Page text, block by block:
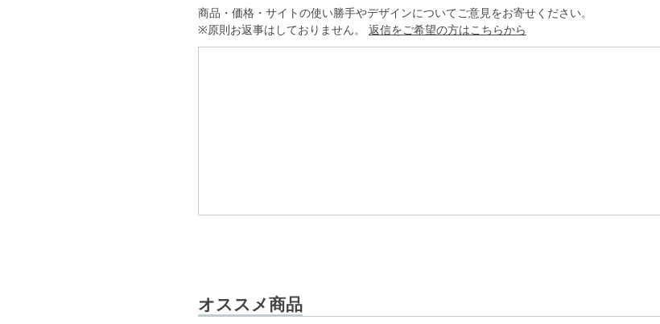
商品・価格・サイトの使い勝手やデザインについてご意見をお寄せください。
※原則お返事はしておりません。 返信をご希望の方はこちらから
オススメ商品